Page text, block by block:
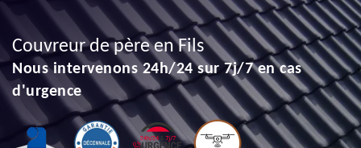
Couvreur de père en Fils
Nous intervenons 24h/24 sur 7j/7 en cas
d'urgence